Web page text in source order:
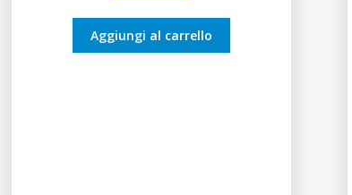
25,00€. 23,75€.
Aggiungi al carrello